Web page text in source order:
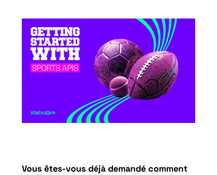
Vous êtes-vous déjà demandé comment